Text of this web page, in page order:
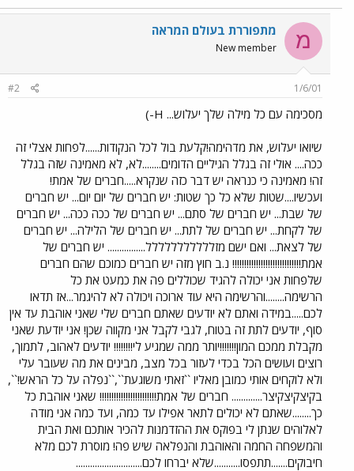
מ מתפוררת בעולם המראה
New member
1/6/01
#2
מסכימה עם כל מילה שלך יעלוש... H-)
שיואו יעלוש, את מדהימה!קלעת בול לכל הנקודות......לפחות אצלי זה
ככה.... אולי זה בגלל הגיליים הדומים........לא, לא מאמינה שזה בגלל
זה! מאמינה כי כנראה יש דבר כזה שנקרא.....חברים של אמת!
ועכשיו....שטות שלא כל כך שטות: יש חברים של יום יום... יש חברים
של שבת... יש חברים של סתם... יש חברים של ככה ככה... יש חברים
של לקחת... יש חברים של לתת... יש חברים של הלילה... יש חברים
של לצאת... ואם ישם מזללללללללללל................ יש חברים של
אמת!!!!!!!!!!!!!!!!!!!!!!!!!!!!! נ.ב חוץ מזה יש חברים כמוכם שהם חברים
שלפחות אני יכולה להגיד שכוללים פה את כמעט את כל
הרשימה........והרשימה היא עוד ארוכה ויכולה לא להיגמר...אז תדאו
לכם.....במידה ואתם לא יודעים שאתם חברים שלי שאני אוהבת עד אין
סוף, יודעים לתת זה בטוח, לגבי לקבל אני מקווה שכן! אני יודעת שאני
מקבלת ממכם המון!!!!!!!יותר ממה שמגיע לי!!!!!!!! יודעים לאהוב, לתמוך,
רוצים ועושים הכל בכדי לעזור בכל מצב, מבינים את מה שעובר עלי
ולא לוקחים אותי כמובן מאליו ``זאתי משוגעת``,``נפלה על כל הראש!``,
בקיצקיצקיצר............. חברים של אמת!!!!!!!!!!!!!!!!!!!!!!!! שאני אוהבת כל
כך........שאתם לא יכולים לתאר אפילו עד כמה, ועד כמה אני מודה
לאלוהים שנתן לי בפוקס את ההזדמנות להכיר אותכם ואת הבית
והמשפחה החמה והאוהבת והנפלאה שיש פה! מוסרת לכם מלא
חיבוקים.......תתפסו...........שלא יברחו לכם............................